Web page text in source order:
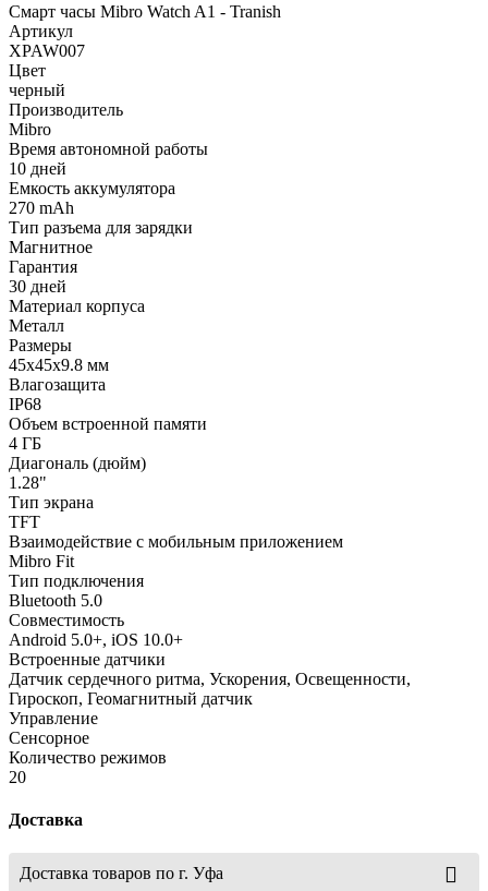
Смарт часы Mibro Watch A1 - Tranish
Артикул
XPAW007
Цвет
черный
Производитель
Mibro
Время автономной работы
10 дней
Емкость аккумулятора
270 mAh
Тип разъема для зарядки
Магнитное
Гарантия
30 дней
Материал корпуса
Металл
Размеры
45x45x9.8 мм
Влагозащита
IP68
Объем встроенной памяти
4 ГБ
Диагональ (дюйм)
1.28"
Тип экрана
TFT
Взаимодействие с мобильным приложением
Mibro Fit
Тип подключения
Bluetooth 5.0
Совместимость
Android 5.0+, iOS 10.0+
Встроенные датчики
Датчик сердечного ритма, Ускорения, Освещенности,
Гироскоп, Геомагнитный датчик
Управление
Сенсорное
Количество режимов
20
Доставка
Доставка товаров по г. Уфа